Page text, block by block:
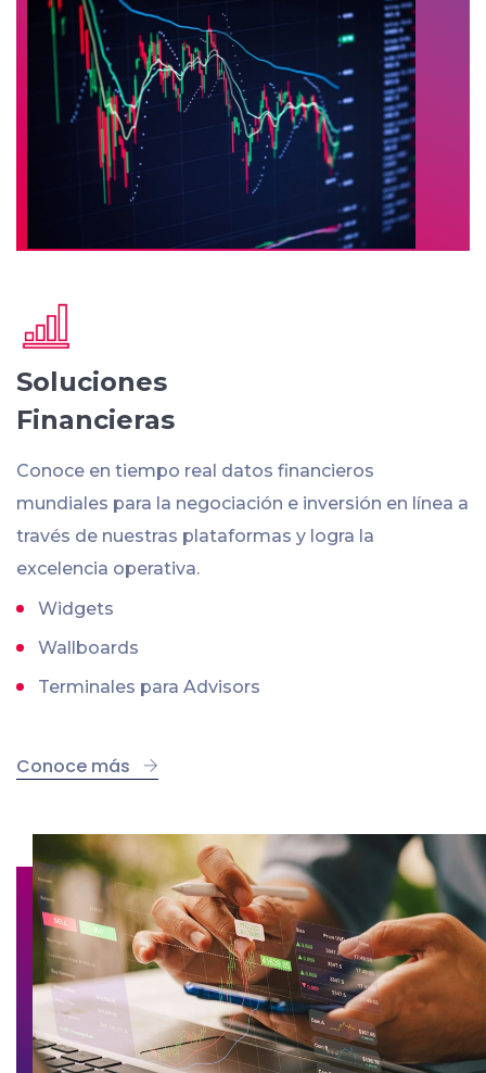
Soluciones
Financieras
Conoce en tiempo real datos financieros
mundiales para la negociación e inversión en línea a
través de nuestras plataformas y logra la
excelencia operativa.
Widgets
Wallboards
Terminales para Advisors
Conoce más